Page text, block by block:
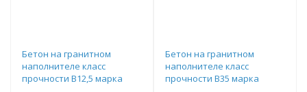
Бетон на гранитном
наполнителе класс
прочности B12,5 марка
Бетон на гранитном
наполнителе класс
прочности B35 марка